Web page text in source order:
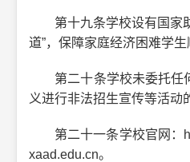
第十九条学校设有国家助
道”，保障家庭经济困难学生
第二十条学校未委托任何
义进行非法招生宣传等活动
第二十一条学校官网：
xaad.edu.cn。